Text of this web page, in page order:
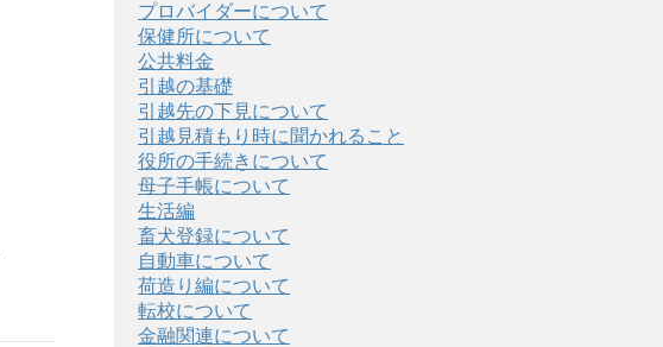
プロバイダーについて
保健所について
公共料金
引越の基礎
引越先の下見について
引越見積もり時に聞かれること
役所の手続きについて
母子手帳について
生活編
畜犬登録について
自動車について
荷造り編について
転校について
金融関連について